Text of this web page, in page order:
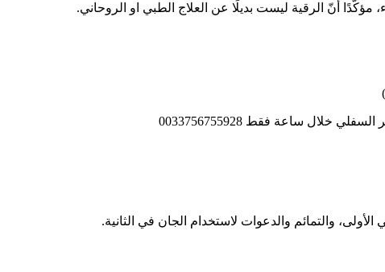
أنّ الرقية ليست بديلًا عن العلاج الطبي او الروحاني.
والتمائم والدعوات لاستخدام الجان في الثانية.